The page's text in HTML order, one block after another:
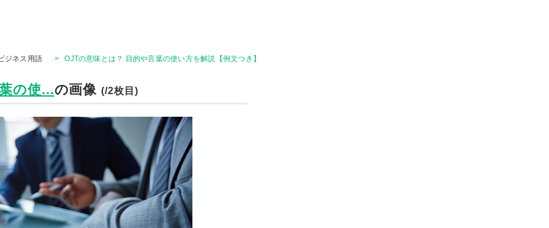
ジネス用語 > OJTの意味とは？ 目的や言葉の使い方を解説【例文つき】
の使...の画像(/2枚目)